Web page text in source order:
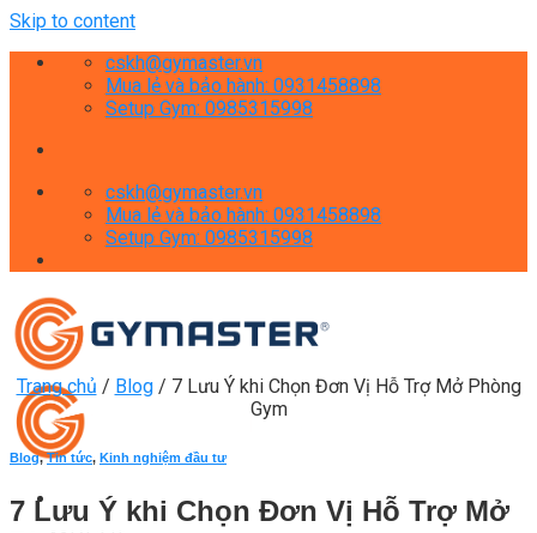
Skip to content
cskh@gymaster.vn
Mua lẻ và bảo hành: 0931458898
Setup Gym: 0985315998
cskh@gymaster.vn
Mua lẻ và bảo hành: 0931458898
Setup Gym: 0985315998
Trang chủ / Blog / 7 Lưu Ý khi Chọn Đơn Vị Hỗ Trợ Mở Phòng
Gym
Blog,Tin tức, Kinh nghiệm đầu tư
7 Lưu Ý khi Chọn Đơn Vị Hỗ Trợ Mở